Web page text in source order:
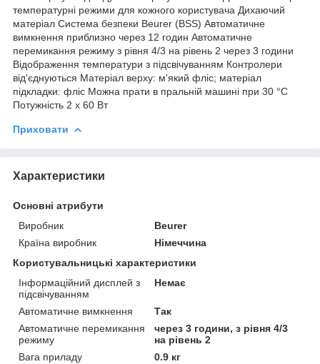
температурні режими для кожного користувача Дихаючий
матеріал Система безпеки Beurer (BSS) Автоматичне
вимкнення приблизно через 12 годин Автоматичне
перемикання режиму з рівня 4/3 на рівень 2 через 3 години
Відображення температури з підсвічуванням Контролери
від'єднуються Матеріал верху: м'який фліс; матеріал
підкладки: фліс Можна прати в пральній машині при 30 °C
Потужність 2 х 60 Вт
Приховати
Характеристики
Основні атрибути
Виробник
Beurer
Країна виробник
Німеччина
Користувальницькі характеристики
Інформаційний дисплей з
підсвічуванням
Немає
Автоматичне вимкнення
Так
Автоматичне перемикання
режиму
через 3 години, з рівня 4/3
на рівень 2
Вага приладу
0.9 кг